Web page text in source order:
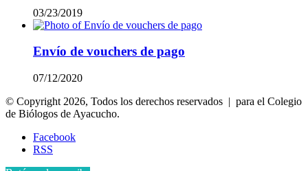
03/23/2019
Envío de vouchers de pago
07/12/2020
© Copyright 2026, Todos los derechos reservados | para el Colegio
de Biólogos de Ayacucho.
Facebook
RSS